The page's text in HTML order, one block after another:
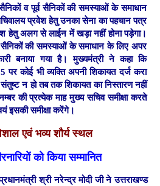
व पूर्व सैनिकों की समस्याओं के समाधान
प्रवेश हेतु उनका सेना का पहचान पत्र
हेतु अलग से लाईन में खड़ा नहीं होना पड़ेगा।
की समस्याओं के समाधान के लिए अपर
बनाया गया है। मुख्यमंत्री ने कहा कि
पर कोई भी व्यक्ति अपनी शिकायत दर्ज करा
न हो तब तक शिकायत का निस्तारण नहीं
की प्रत्येक माह मुख्य सचिव समीक्षा करते
इसकी समीक्षा करेंगे।
एवं भव्य शौर्य स्थल
को किया सम्मानित
श्री नरेन्द्र मोदी जी ने उत्तराखण्ड